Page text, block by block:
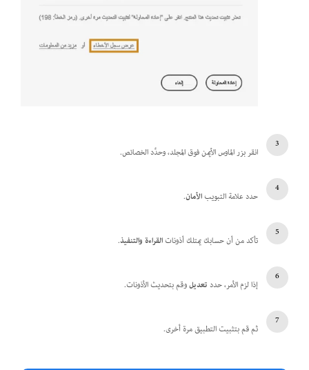
انقر بزر الماوس الأيمن فوق المجلد، وحدِّد الخصائص.
حدد علامة التبويبالأمان.
تأكد من أن حسابك يمتلك أذوناتالقراءة والتنفيذ.
إذا لزم الأمر، حددتعديلوقم بتحديث الأذونات.
ثم قم بتثبيت التطبيق مرة أخرى.